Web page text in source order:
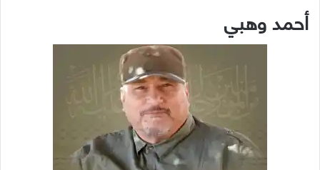
أحمد وهبي